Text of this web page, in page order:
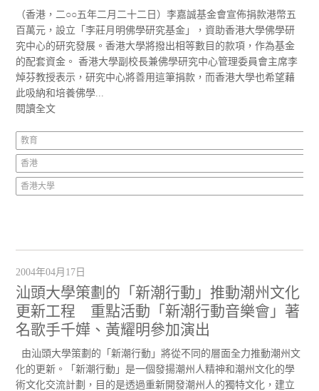
（香港，二○○五年二月二十二日）李嘉誠基金會宣佈捐款港幣五
百萬元，設立「李莊月明佛學研究基金」，資助香港大學佛學研
究中心的研究發展。香港大學將撥出相等數目的款項，作為基金
的配套資金。 香港大學副校長兼佛學研究中心管理委員會主席李
焯芬教授表示，研究中心將善用這筆捐款，而香港大學也希望藉
此吸納和培養佛學...
閱讀全文
教育
香港
香港大學
2004年04月17日
汕頭大學策劃的「新潮行動」推動潮州文化
更新工程 重點活動「新潮行動音樂會」著
名歌手千嬅、黃耀明參加演出
由汕頭大學策劃的「新潮行動」將從不同的層面全力推動潮州文
化的更新。「新潮行動」是一個發揚潮州人精神和潮州文化的學
術文化交流計劃，目的是透過重新開發潮州人的獨特文化，建立